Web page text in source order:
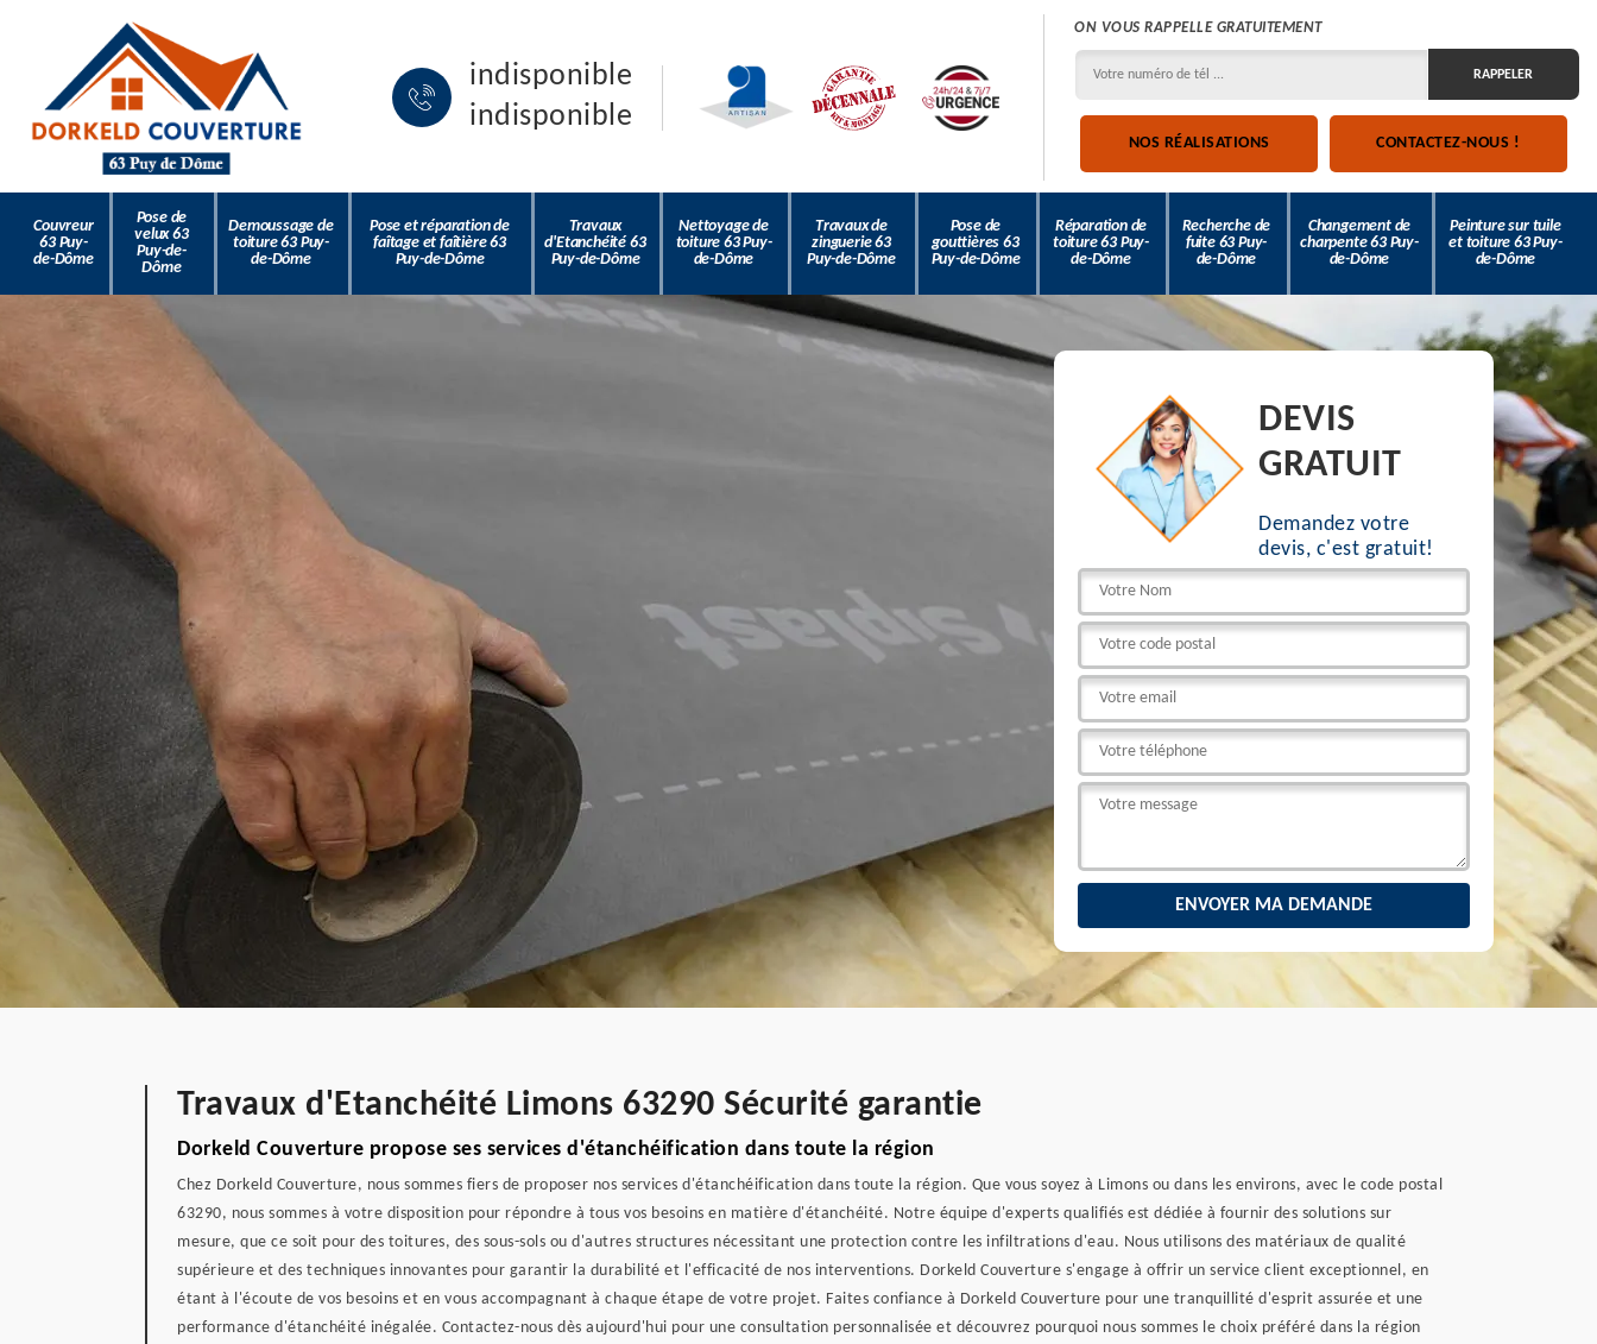
indisponible
indisponible
ON VOUS RAPPELLE GRATUITEMENT
NOS RÉALISATIONS CONTACTEZ-NOUS !
Couvreur
63 Puy-
de-Dôme
Pose de
velux 63
Puy-de-
Dôme
Demoussage de
toiture 63 Puy-
de-Dôme
Pose et réparation de
faîtage et faîtière 63
Puy-de-Dôme
Travaux
d'Etanchéité 63
Puy-de-Dôme
Nettoyage de
toiture 63 Puy-
de-Dôme
Travaux de
zinguerie 63
Puy-de-Dôme
Pose de
gouttières 63
Puy-de-Dôme
Réparation de
toiture 63 Puy-
de-Dôme
Recherche de
fuite 63 Puy-
de-Dôme
Changement de
charpente 63 Puy-
de-Dôme
Peinture sur tuile
et toiture 63 Puy-
de-Dôme
DEVIS
GRATUIT
Demandez votre
devis, c'est gratuit!
Travaux d'Etanchéité Limons 63290 Sécurité garantie
Dorkeld Couverture propose ses services d'étanchéification dans toute la région
Chez Dorkeld Couverture, nous sommes fiers de proposer nos services d'étanchéification dans toute la région. Que vous soyez à Limons ou dans les environs, avec le code postal
63290, nous sommes à votre disposition pour répondre à tous vos besoins en matière d'étanchéité. Notre équipe d'experts qualifiés est dédiée à fournir des solutions sur
mesure, que ce soit pour des toitures, des sous-sols ou d'autres structures nécessitant une protection contre les infiltrations d'eau. Nous utilisons des matériaux de qualité
supérieure et des techniques innovantes pour garantir la durabilité et l'efficacité de nos interventions. Dorkeld Couverture s'engage à offrir un service client exceptionnel, en
étant à l'écoute de vos besoins et en vous accompagnant à chaque étape de votre projet. Faites confiance à Dorkeld Couverture pour une tranquillité d'esprit assurée et une
performance d'étanchéité inégalée. Contactez-nous dès aujourd'hui pour une consultation personnalisée et découvrez pourquoi nous sommes le choix préféré dans la région